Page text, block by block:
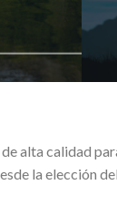
alta calidad
la elección